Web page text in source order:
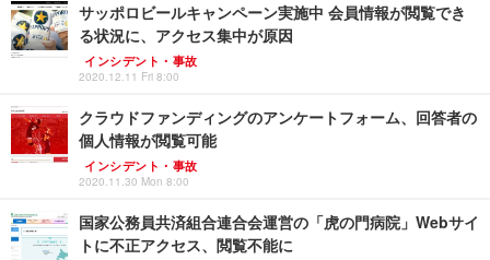
サッポロビールキャンペーン実施中 会員情報が閲覧でき
る状況に、アクセス集中が原因
インシデント・事故
2020.12.11 Fri 8:00
クラウドファンディングのアンケートフォーム、回答者の
個人情報が閲覧可能
インシデント・事故
2020.11.30 Mon 8:00
国家公務員共済組合連合会運営の「虎の門病院」Webサイ
トに不正アクセス、閲覧不能に